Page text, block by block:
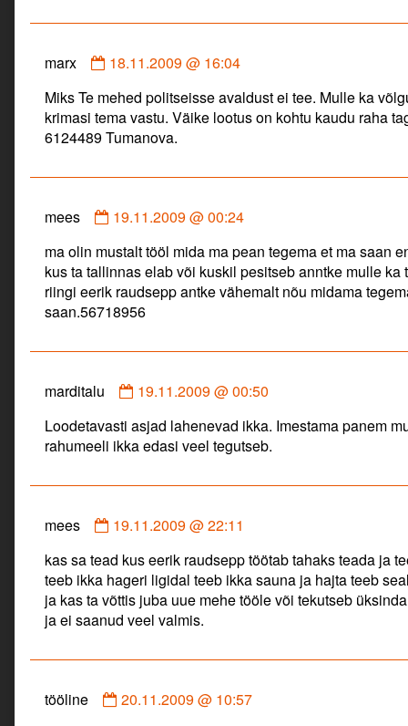
marx
Comment
marx
published
on
18.11.2009 @ 16:04
Miks Te mehed politseisse avaldust ei tee. Mulle ka
krimasi tema vastu. Väike lootus on kohtu kaudu raha
6124489 Tumanova.
mees
Comment
mees
published
on
19.11.2009 @ 00:24
ma olin mustalt tööl mida ma pean tegema et ma saan
kus ta tallinnas elab või kuskil pesitseb anntke mulle
riingi eerik raudsepp antke vähemalt nõu midama
saan.56718956
marditalu
Comment
marditalu
published
19.11.2009 @ 00:50
Loodetavasti asjad lahenevad ikka. Imestama panem
rahumeeli ikka edasi veel tegutseb.
mees
Comment
mees
published
on
19.11.2009 @ 22:11
kas sa tead kus eerik raudsepp töötab tahaks teada ja
teeb ikka hageri ligidal teeb ikka sauna ja hajta teeb
ja kas ta võttis juba uue mehe tööle või tekutseb
ja ei saanud veel valmis.
tööline
Comment
20.11.2009 @ 10:57